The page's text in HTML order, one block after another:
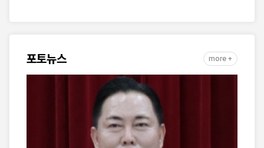
포토뉴스 more +